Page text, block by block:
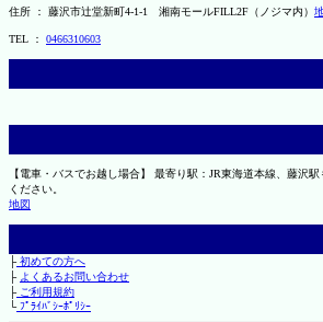
住所 ： 藤沢市辻堂新町4-1-1 湘南モールFILL2F（ノジマ内）
TEL ： 0466310603
【電車・バスでお越し場合】 最寄り駅：JR東海道本線、藤沢
ください。
地図
├初めての方へ
├ よくあるお問い合わせ
├ご利用規約
└ﾌﾟﾗｲﾊﾞｼｰﾎﾟﾘｼｰ